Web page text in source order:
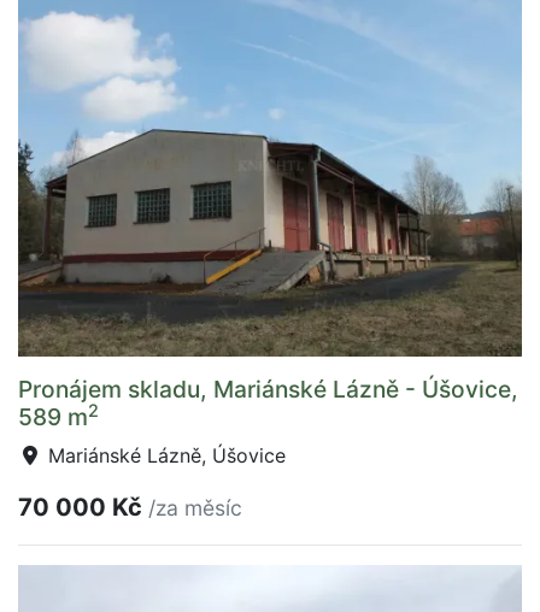
Pronájem skladu, Mariánské Lázně - Úšovice,
589 m2
Mariánské Lázně, Úšovice
70 000 Kč /za měsíc